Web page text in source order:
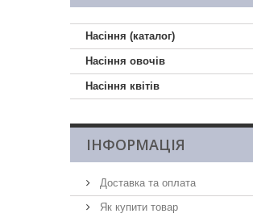
Насіння (каталог)
Насіння овочів
Насіння квітів
ІНФОРМАЦІЯ
Доставка та оплата
Як купити товар